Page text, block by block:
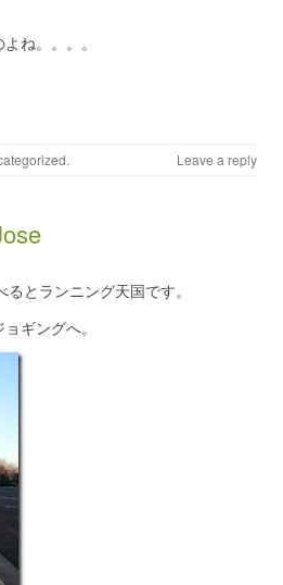
ね。。。。
. Leave a reply
とランニング天国です。
ギングへ。